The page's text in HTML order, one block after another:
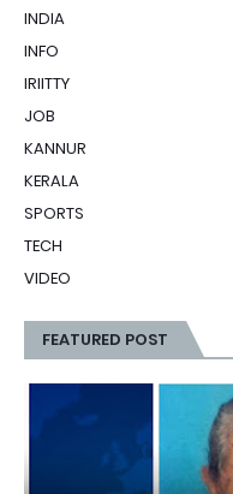
INDIA
INFO
IRIITTY
JOB
KANNUR
KERALA
SPORTS
TECH
VIDEO
FEATURED POST